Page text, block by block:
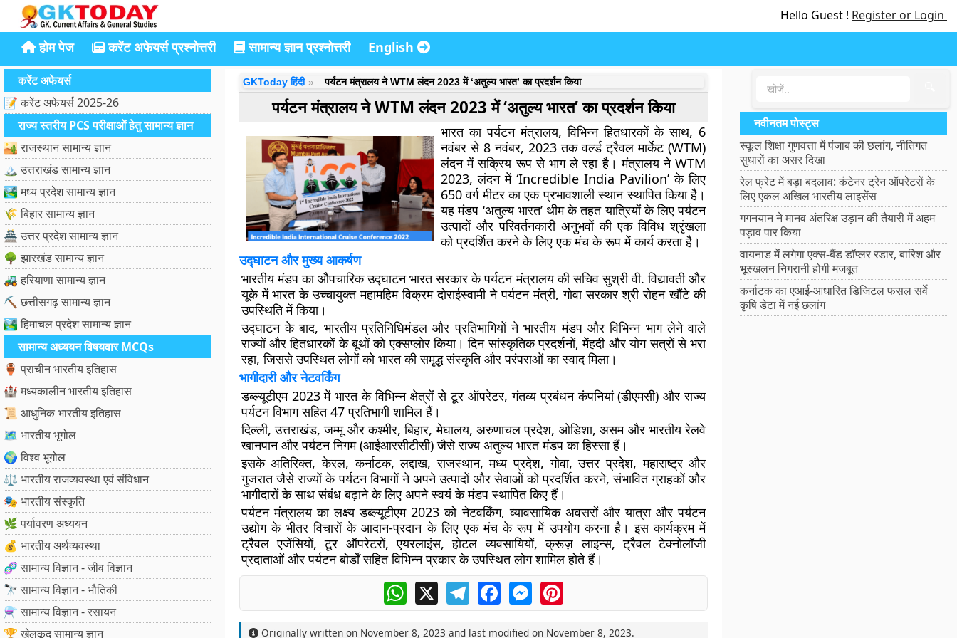
Hello Guest ! Register or Login
होम पेज करेंट अफेयर्स प्रश्नोत्तरी सामान्य ज्ञान प्रश्नोत्तरी English
करेंट अफेयर्स
📝 करेंट अफेयर्स 2025-26
राज्य स्तरीय PCS परीक्षाओं हेतु सामान्य ज्ञान
🏜️ राजस्थान सामान्य ज्ञान
🏔️ उत्तराखंड सामान्य ज्ञान
🏞️ मध्य प्रदेश सामान्य ज्ञान
🌾 बिहार सामान्य ज्ञान
🏯 उत्तर प्रदेश सामान्य ज्ञान
🌳 झारखंड सामान्य ज्ञान
🚜 हरियाणा सामान्य ज्ञान
⛏️ छत्तीसगढ़ सामान्य ज्ञान
🏞️ हिमाचल प्रदेश सामान्य ज्ञान
सामान्य अध्ययन विषयवार MCQs
🏺 प्राचीन भारतीय इतिहास
🏰 मध्यकालीन भारतीय इतिहास
📜 आधुनिक भारतीय इतिहास
🗺️ भारतीय भूगोल
🌍 विश्व भूगोल
⚖️ भारतीय राजव्यवस्था एवं संविधान
🎭 भारतीय संस्कृति
🌿 पर्यावरण अध्ययन
💰 भारतीय अर्थव्यवस्था
🧬 सामान्य विज्ञान - जीव विज्ञान
🔭 सामान्य विज्ञान - भौतिकी
⚗️ सामान्य विज्ञान - रसायन
🏆 खेलकूद सामान्य ज्ञान
GKToday हिंदी पर्यटन मंत्रालय ने WTM लंदन 2023 में ‘अतुल्य भारत’ का प्रदर्शन किया
पर्यटन मंत्रालय ने WTM लंदन 2023 में ‘अतुल्य भारत’ का प्रदर्शन किया
भारत का पर्यटन मंत्रालय, विभिन्न हितधारकों के साथ, 6
नवंबर से 8 नवंबर, 2023 तक वर्ल्ड ट्रैवल मार्केट (WTM)
लंदन में सक्रिय रूप से भाग ले रहा है। मंत्रालय ने WTM
2023, लंदन में ‘Incredible India Pavilion’ के लिए
650 वर्ग मीटर का एक प्रभावशाली स्थान स्थापित किया है।
यह मंडप ‘अतुल्य भारत’ थीम के तहत यात्रियों के लिए पर्यटन
उत्पादों और परिवर्तनकारी अनुभवों की एक विविध श्रृंखला
को प्रदर्शित करने के लिए एक मंच के रूप में कार्य करता है।
उद्घाटन और मुख्य आकर्षण
भारतीय मंडप का औपचारिक उद्घाटन भारत सरकार के पर्यटन मंत्रालय की सचिव सुश्री वी. विद्यावती और
यूके में भारत के उच्चायुक्त महामहिम विक्रम दोराईस्वामी ने पर्यटन मंत्री, गोवा सरकार श्री रोहन खौंटे की
उपस्थिति में किया।
उद्घाटन के बाद, भारतीय प्रतिनिधिमंडल और प्रतिभागियों ने भारतीय मंडप और विभिन्न भाग लेने वाले
राज्यों और हितधारकों के बूथों को एक्सप्लोर किया। दिन सांस्कृतिक प्रदर्शनों, मेंहदी और योग सत्रों से भरा
रहा, जिससे उपस्थित लोगों को भारत की समृद्ध संस्कृति और परंपराओं का स्वाद मिला।
भागीदारी और नेटवर्किंग
डब्ल्यूटीएम 2023 में भारत के विभिन्न क्षेत्रों से टूर ऑपरेटर, गंतव्य प्रबंधन कंपनियां (डीएमसी) और राज्य
पर्यटन विभाग सहित 47 प्रतिभागी शामिल हैं।
दिल्ली, उत्तराखंड, जम्मू और कश्मीर, बिहार, मेघालय, अरुणाचल प्रदेश, ओडिशा, असम और भारतीय रेलवे
खानपान और पर्यटन निगम (आईआरसीटीसी) जैसे राज्य अतुल्य भारत मंडप का हिस्सा हैं।
इसके अतिरिक्त, केरल, कर्नाटक, लद्दाख, राजस्थान, मध्य प्रदेश, गोवा, उत्तर प्रदेश, महाराष्ट्र और
गुजरात जैसे राज्यों के पर्यटन विभागों ने अपने उत्पादों और सेवाओं को प्रदर्शित करने, संभावित ग्राहकों और
भागीदारों के साथ संबंध बढ़ाने के लिए अपने स्वयं के मंडप स्थापित किए हैं।
पर्यटन मंत्रालय का लक्ष्य डब्ल्यूटीएम 2023 को नेटवर्किंग, व्यावसायिक अवसरों और यात्रा और पर्यटन
उद्योग के भीतर विचारों के आदान-प्रदान के लिए एक मंच के रूप में उपयोग करना है। इस कार्यक्रम में
ट्रैवल एजेंसियों, टूर ऑपरेटरों, एयरलाइंस, होटल व्यवसायियों, क्रूज़ लाइन्स, ट्रैवल टेक्नोलॉजी
प्रदाताओं और पर्यटन बोर्डों सहित विभिन्न प्रकार के उपस्थित लोग शामिल होते हैं।
WhatsApp
X TelegramFacebookMessengerPinterest
Originally written on November 8, 2023 and last modified on November 8, 2023.
नवीनतम पोस्ट्स
स्कूल शिक्षा गुणवत्ता में पंजाब की छलांग, नीतिगत
सुधारों का असर दिखा
रेल फ्रेट में बड़ा बदलाव: कंटेनर ट्रेन ऑपरेटरों के
लिए एकल अखिल भारतीय लाइसेंस
गगनयान ने मानव अंतरिक्ष उड़ान की तैयारी में अहम
पड़ाव पार किया
वायनाड में लगेगा एक्स-बैंड डॉप्लर रडार, बारिश और
भूस्खलन निगरानी होगी मजबूत
कर्नाटक का एआई-आधारित डिजिटल फसल सर्वे
कृषि डेटा में नई छलांग